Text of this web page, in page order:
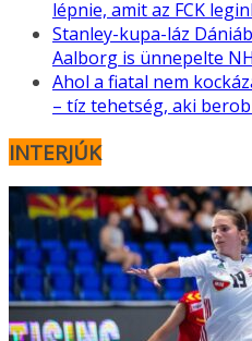
lépnie, amit az FCK
Stanley-kupa-láz
Aalborg is ünnepelte
Ahol a fiatal nem
– tíz tehetség, aki
INTERJÚK